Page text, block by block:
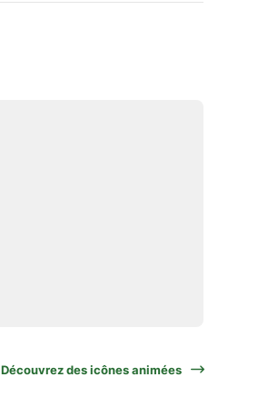
Découvrez des icônes animées